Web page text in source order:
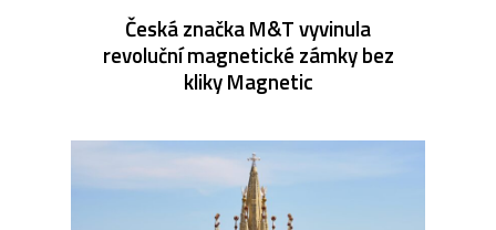
Česká značka M&T vyvinula
revoluční magnetické zámky bez
kliky Magnetic